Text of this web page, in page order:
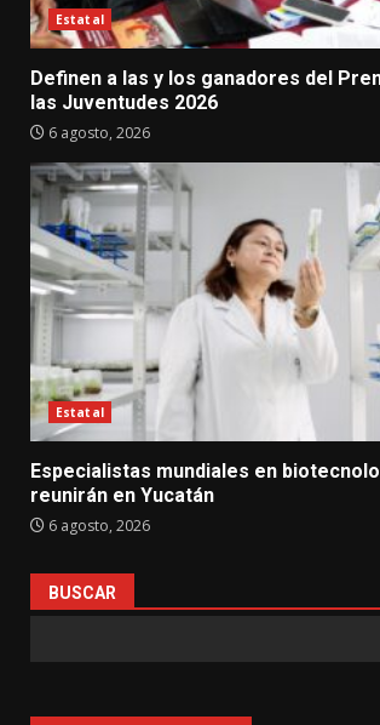
Estatal
Definen a las y los ganadores del
las Juventudes 2026
6 agosto, 2026
Estatal
Especialistas mundiales en
reunirán en Yucatán
6 agosto, 2026
BUSCAR